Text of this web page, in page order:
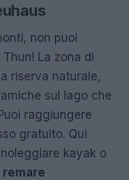
non puoi
La zona di
riserva naturale,
sul lago che
raggiungere
gratuito. Qui
kayak o
remare